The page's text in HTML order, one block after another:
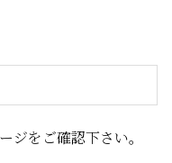
ジをご確認下さい。